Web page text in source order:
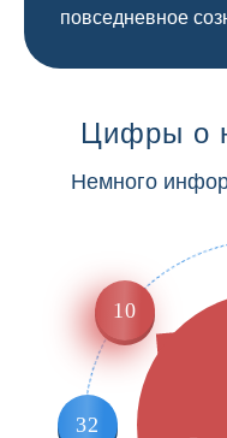
повседневное
Цифры о
Немного
10
32